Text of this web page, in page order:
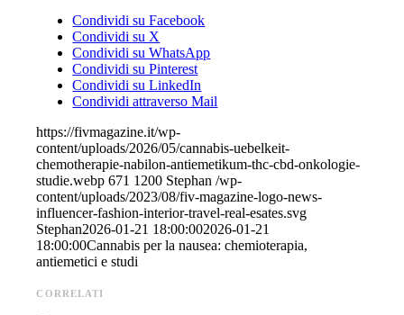
Condividi su Facebook
Condividi su X
Condividi su WhatsApp
Condividi su Pinterest
Condividi su LinkedIn
Condividi attraverso Mail
https://fivmagazine.it/wp-
content/uploads/2026/05/cannabis-uebelkeit-
chemotherapie-nabilon-antiemetikum-thc-cbd-onkologie-
studie.webp 671 1200 Stephan /wp-
content/uploads/2023/08/fiv-magazine-logo-news-
influencer-fashion-interior-travel-real-esates.svg
Stephan2026-01-21 18:00:002026-01-21
18:00:00Cannabis per la nausea: chemioterapia,
antiemetici e studi
CORRELATI